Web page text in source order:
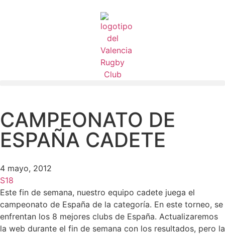
CAMPEONATO DE
ESPAÑA CADETE
4 mayo, 2012
S18
Este fin de semana, nuestro equipo cadete juega el
campeonato de España de la categoría. En este torneo, se
enfrentan los 8 mejores clubs de España. Actualizaremos
la web durante el fin de semana con los resultados, pero la